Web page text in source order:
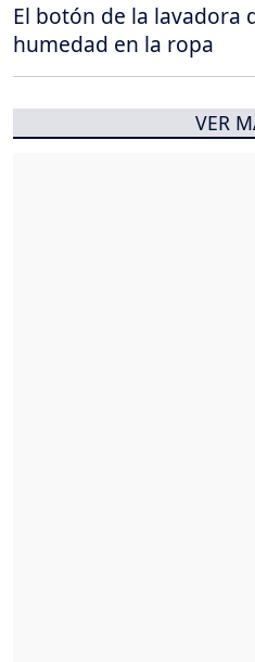
El botón de la lavadora
humedad en la ropa
VER